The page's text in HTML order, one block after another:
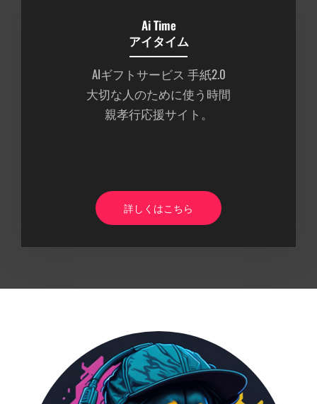
Ai Time
アイタイム
AIギフトサービス 手紙2.0
大切な人のために使う時間
親孝行応援サイト。
詳しくはこちら